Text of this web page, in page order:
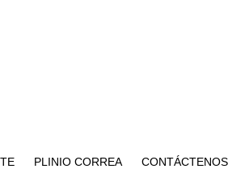
PLINIO CORREA CONTÁCTENOS